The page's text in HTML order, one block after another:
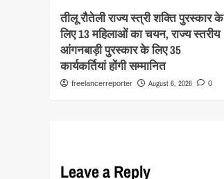
तीलू रौतेली राज्य स्त्री शक्ति पुरस्कार के
लिए 13 महिलाओं का चयन, राज्य स्तरीय
आंगनबाड़ी पुरस्कार के लिए 35
कार्यकर्तियां होंगी सम्मानित
freelancerreporter August 6, 2026 0
Leave a Reply